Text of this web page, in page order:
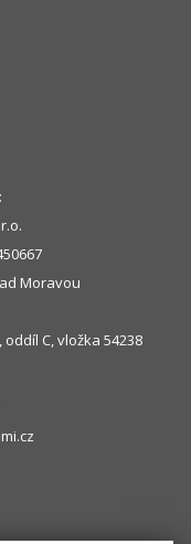
Moravou
C, vložka 54238